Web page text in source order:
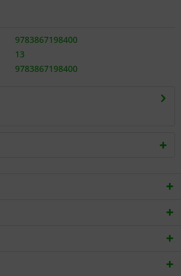
9783867198400
13
9783867198400